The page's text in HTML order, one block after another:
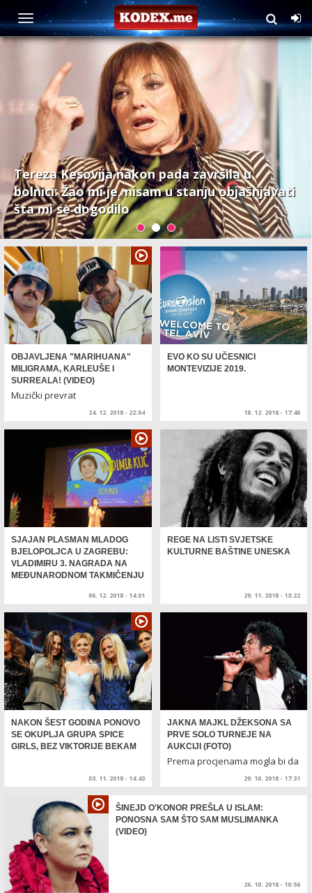
Muzika
Tereza Kesovija nakon pada završila u
bolnici: Žao mi je, nisam u stanju objašnjavati
šta mi se dogodilo
OBJAVLJENA "MARIHUANA"
MILIGRAMA, KARLEUŠE I
SURREALA! (VIDEO)
Muzički prevrat
24. 12. 2018 - 22:04
EVO KO SU UČESNICI
MONTEVIZIJE 2019.
18. 12. 2018 - 17:40
SJAJAN PLASMAN MLADOG
BJELOPOLJCA U ZAGREBU:
VLADIMIRU 3. NAGRADA NA
MEĐUNARODNOM TAKMIČENJU
06. 12. 2018 - 14:01
REGE NA LISTI SVJETSKE
KULTURNE BAŠTINE UNESKA
29. 11. 2018 - 13:22
NAKON ŠEST GODINA PONOVO
SE OKUPLJA GRUPA SPICE
GIRLS, BEZ VIKTORIJE BEKAM
03. 11. 2018 - 14:43
JAKNA MAJKL DŽEKSONA SA
PRVE SOLO TURNEJE NA
AUKCIJI (FOTO)
Prema procjenama mogla bi da
dostigne cijenu do 100.000 d...
29. 10. 2018 - 17:31
ŠINEJD O'KONOR PREŠLA U ISLAM:
PONOSNA SAM ŠTO SAM MUSLIMANKA
(VIDEO)
26. 10. 2018 - 10:56